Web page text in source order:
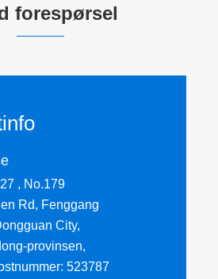
forespørsel
, No.179
Rd, Fenggang
City,
provinsen,
523787